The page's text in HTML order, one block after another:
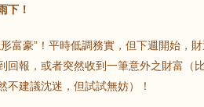
下！
富豪”！平時低調務實，但下週開始，
回報，或者突然收到一筆意外之財富（
建議沈迷，但試試無妨）！